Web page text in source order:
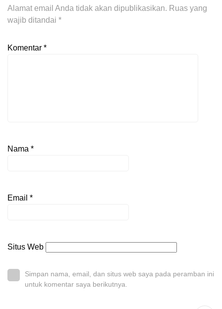
Alamat email Anda tidak akan dipublikasikan. Ruas yang
wajib ditandai *
Komentar *
Nama *
Email *
Situs Web
Simpan nama, email, dan situs web saya pada peramban ini
untuk komentar saya berikutnya.